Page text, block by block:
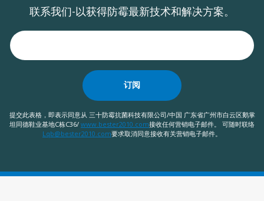
联系我们-以获得防霉最新技术和解决方案。
订阅
提交此表格，即表示同意从 三十防霉抗菌科技有限公司/中国 广东省广州市白云区鹅掌
坦同德鞋业基地C栋C36/ www.bester2010.com接收任何营销电子邮件。 可随时联络
Lqb@bester2010.com要求取消同意接收有关营销电子邮件。